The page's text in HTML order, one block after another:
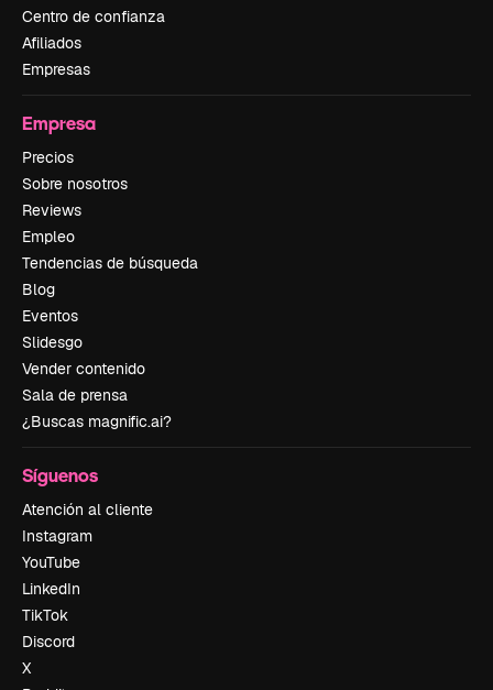
Centro de confianza
Afiliados
Empresas
Empresa
Precios
Sobre nosotros
Reviews
Empleo
Tendencias de búsqueda
Blog
Eventos
Slidesgo
Vender contenido
Sala de prensa
¿Buscas magnific.ai?
Síguenos
Atención al cliente
Instagram
YouTube
LinkedIn
TikTok
Discord
X